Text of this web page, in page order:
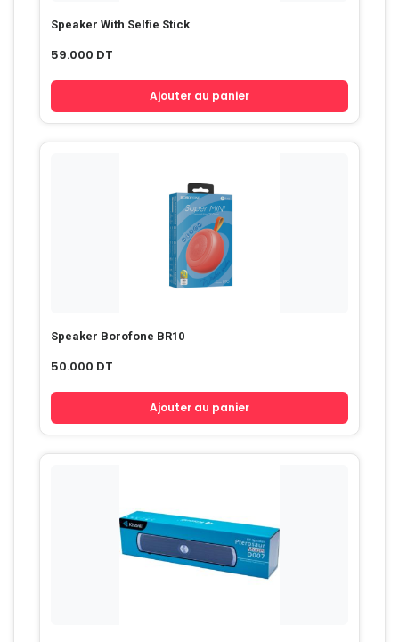
Speaker With Selfie Stick
59.000 DT
Ajouter au panier
Speaker Borofone BR10
50.000 DT
Ajouter au panier